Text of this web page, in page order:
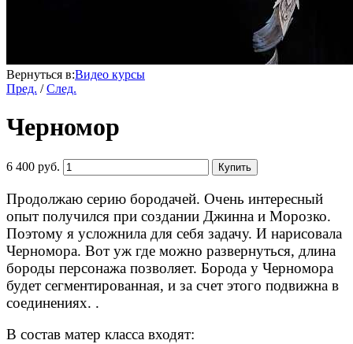
Вернуться в:Видео курсы
Пред. / След.
Черномор
6 400 руб. Купить
Продолжаю серию бородачей. Очень интересный
опыт получился при создании Джинна и Морозко.
Поэтому я усложнила для себя задачу. И нарисовала
Черномора. Вот уж где можно развернуться, длина
бороды персонажа позволяет. Борода у Черномора
будет сегментированная, и за счет этого подвижна в
соединениях. .
В состав матер класса входят: